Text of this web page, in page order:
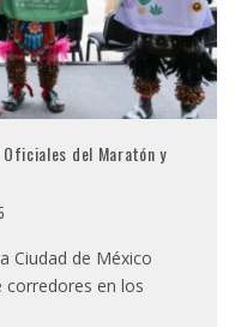
Oficiales del Maratón y
Ciudad de México
corredores en los